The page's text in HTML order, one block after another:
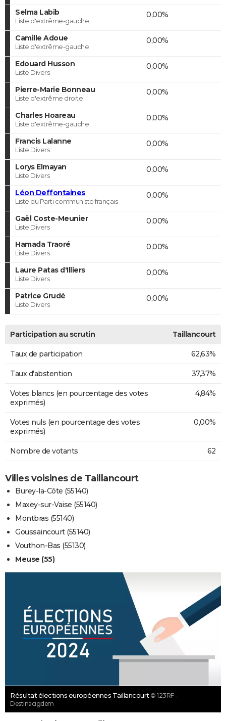
Selma Labib
Liste d'extrême-gauche
0,00%
Camille Adoue
Liste d'extrême-gauche
0,00%
Edouard Husson
Liste Divers
0,00%
Pierre-Marie Bonneau
Liste d'extrême droite
0,00%
Charles Hoareau
Liste d'extrême-gauche
0,00%
Francis Lalanne
Liste Divers
0,00%
Lorys Elmayan
Liste Divers
0,00%
Léon Deffontaines
Liste du Parti communiste français
0,00%
Gaël Coste-Meunier
Liste Divers
0,00%
Hamada Traoré
Liste Divers
0,00%
Laure Patas d'Illiers
Liste Divers
0,00%
Patrice Grudé
Liste Divers
0,00%
Participation au scrutin Taillancourt
Taux de participation 62,63%
Taux d'abstention 37,37%
Votes blancs (en pourcentage des votes
exprimés)
4,84%
Votes nuls (en pourcentage des votes
exprimés)
0,00%
Nombre de votants 62
Villes voisines de Taillancourt
Burey-la-Côte (55140)
Maxey-sur-Vaise (55140)
Montbras (55140)
Goussaincourt (55140)
Vouthon-Bas (55130)
Meuse (55)
Résultat élections européennes Taillancourt © 123RF -
Destinacigdem